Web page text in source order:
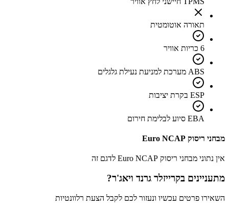
תאורה אוטומטית
6 כריות אוויר
ABS מערכת למניעת נעילת גלגלים
ESP בקרת יציבות
EBA סיוע לבלימת חירום
מבחני ריסוק Euro NCAP
אין נתוני מבחני ריסוק Euro NCAP לדגם זה
מתעניינים בקרייזלר גרנד ויאג'ר?
השאירו פרטים עכשיו ונעזור לכם לקבל הצעת רלוונטיות